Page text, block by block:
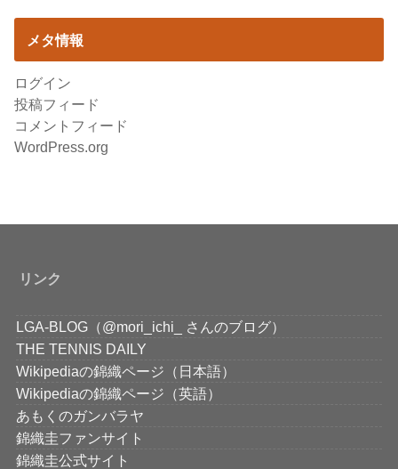
メタ情報
ログイン
投稿フィード
コメントフィード
WordPress.org
リンク
LGA-BLOG（@mori_ichi_ さんのブログ）
THE TENNIS DAILY
Wikipediaの錦織ページ（日本語）
Wikipediaの錦織ページ（英語）
あもくのガンバラヤ
錦織圭ファンサイト
錦織圭公式サイト